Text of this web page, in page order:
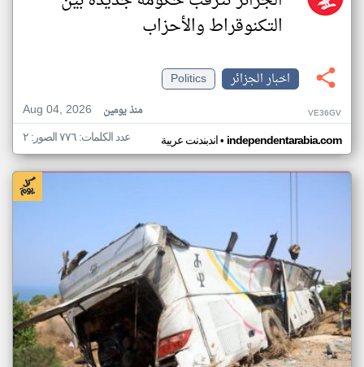
التكنوقراط والأحزاب
اخبار الجزائر
Politics
Aug 04, 2026
منذ يومين VE36GV
اندبندنت عربية• independentarabia.com عدد الكلمات: ٧٧٦ الصور: ٢